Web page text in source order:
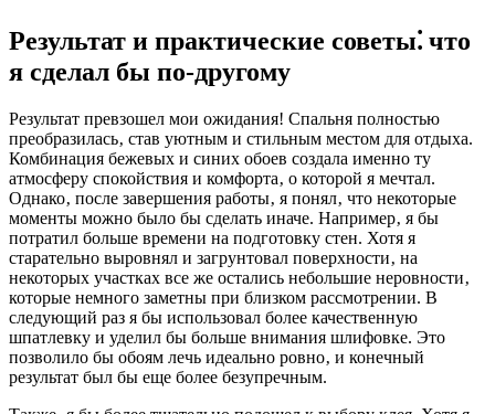
Результат и практические советы⁚ что
я сделал бы по-другому
Результат превзошел мои ожидания! Спальня полностью
преобразилась‚ став уютным и стильным местом для отдыха.
Комбинация бежевых и синих обоев создала именно ту
атмосферу спокойствия и комфорта‚ о которой я мечтал.
Однако‚ после завершения работы‚ я понял‚ что некоторые
моменты можно было бы сделать иначе. Например‚ я бы
потратил больше времени на подготовку стен. Хотя я
старательно выровнял и загрунтовал поверхности‚ на
некоторых участках все же остались небольшие неровности‚
которые немного заметны при близком рассмотрении. В
следующий раз я бы использовал более качественную
шпатлевку и уделил бы больше внимания шлифовке. Это
позволило бы обоям лечь идеально ровно‚ и конечный
результат был бы еще более безупречным.